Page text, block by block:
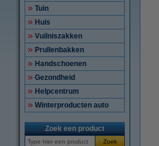
Tuin
Huis
Vuilniszakken
Prullenbakken
Handschoenen
Gezondheid
Helpcentrum
Winterproducten auto
Zoek een product
Zoek